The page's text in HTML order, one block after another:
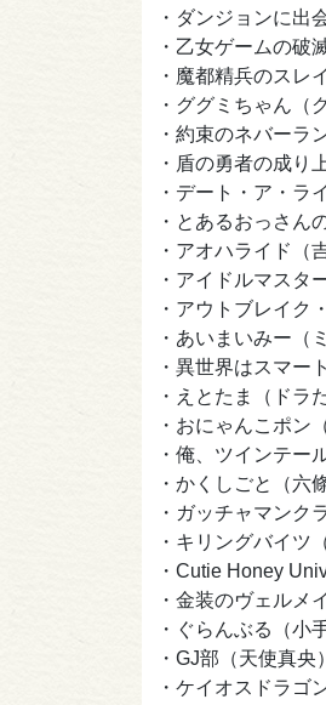
・ダンジョンに出
・乙女ゲームの破
・魔都精兵のスレ
・ググミちゃん（
・約束のネバーラ
・盾の勇者の成り
・デート・ア・ラ
・とあるおっさん
・アオハライド（
・アイドルマスタ
・アウトブレイ
・あいまいみー（
・異世界はスマー
・えとたま（ドラ
・おにゃんこポ
・俺、ツインテー
・かくしごと（六
・ガッチャマン
・キリングバイ
・Cutie Honey
・金装のヴェル
・ぐらんぶる（小
・GJ部（天使真
・ケイオスドラゴ